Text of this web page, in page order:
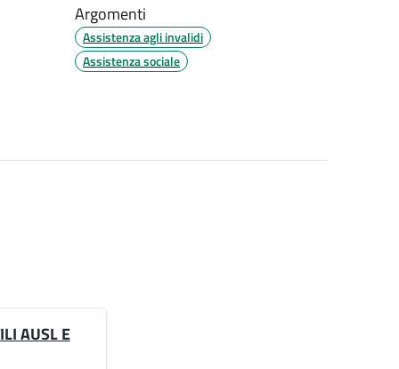
Argomenti
Assistenza agli invalidi
Assistenza sociale
AUSL E